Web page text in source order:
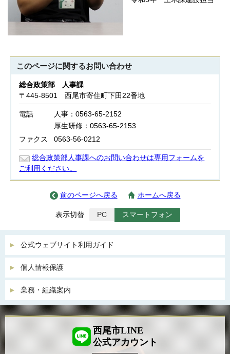
このページに関するお問い合わせ
総合政策部 人事課
〒445-8501 西尾市寄住町下田22番地
電話
人事：0563-65-2152
厚生研修：0563-65-2153
ファクス
0563-56-0212
総合政策部人事課へのお問い合わせは専用フォームを
ご利用ください。
前のページへ戻る ホームへ戻る
表示切替 PC スマートフォン
公式ウェブサイト利用ガイド
個人情報保護
業務・組織案内
西尾市LINE
公式アカウント